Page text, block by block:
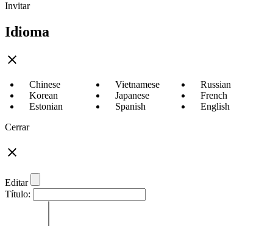
Invitar
Idioma
Chinese Vietnamese
Russian
Korean
Japanese
French
Estonian
Spanish
English
Cerrar
Editar
Título: